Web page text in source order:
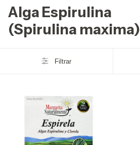
Alga Espirulina
(Spirulina maxima)
Filtrar